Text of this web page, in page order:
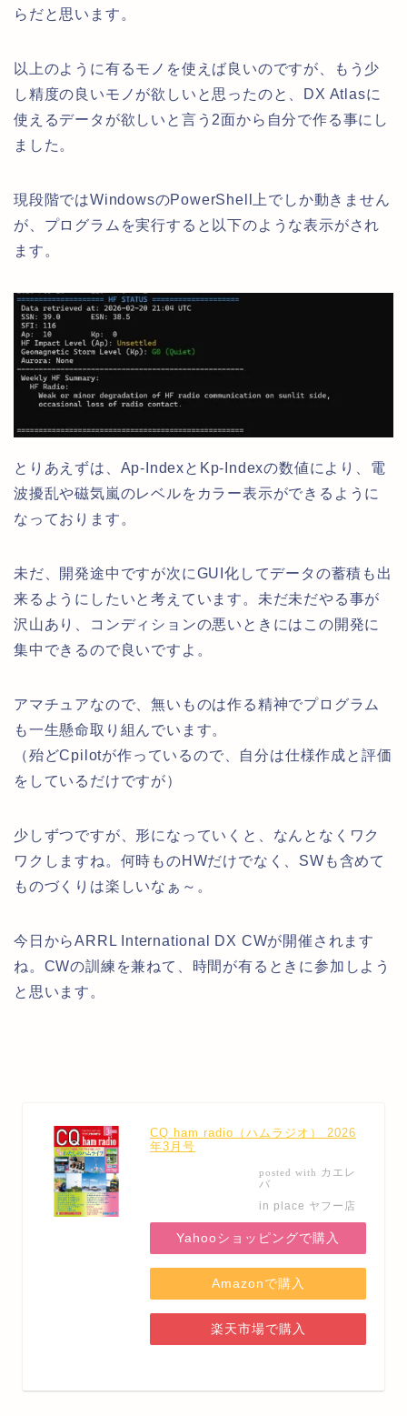
らだと思います。
以上のように有るモノを使えば良いのですが、もう少
し精度の良いモノが欲しいと思ったのと、DX Atlasに
使えるデータが欲しいと言う2面から自分で作る事にし
ました。
現段階ではWindowsのPowerShell上でしか動きません
が、プログラムを実行すると以下のような表示がされ
ます。
とりあえずは、Ap-IndexとKp-Indexの数値により、電
波擾乱や磁気嵐のレベルをカラー表示ができるように
なっております。
未だ、開発途中ですが次にGUI化してデータの蓄積も出
来るようにしたいと考えています。未だ未だやる事が
沢山あり、コンディションの悪いときにはこの開発に
集中できるので良いですよ。
アマチュアなので、無いものは作る精神でプログラム
も一生懸命取り組んでいます。
（殆どCpilotが作っているので、自分は仕様作成と評価
をしているだけですが）
少しずつですが、形になっていくと、なんとなくワク
ワクしますね。何時ものHWだけでなく、SWも含めて
ものづくりは楽しいなぁ～。
今日からARRL International DX CWが開催されます
ね。CWの訓練を兼ねて、時間が有るときに参加しよう
と思います。
CQ ham radio（ハムラジオ） 2026
年3月号
posted with カエレ
バ
in place ヤフー店
Yahooショッピングで購入
Amazonで購入
楽天市場で購入